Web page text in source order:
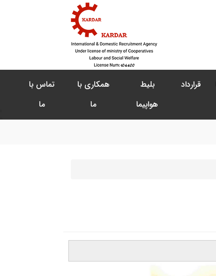
قرارداد
بلیط
هواپیما
همکاری با
ما
تماس با
ما